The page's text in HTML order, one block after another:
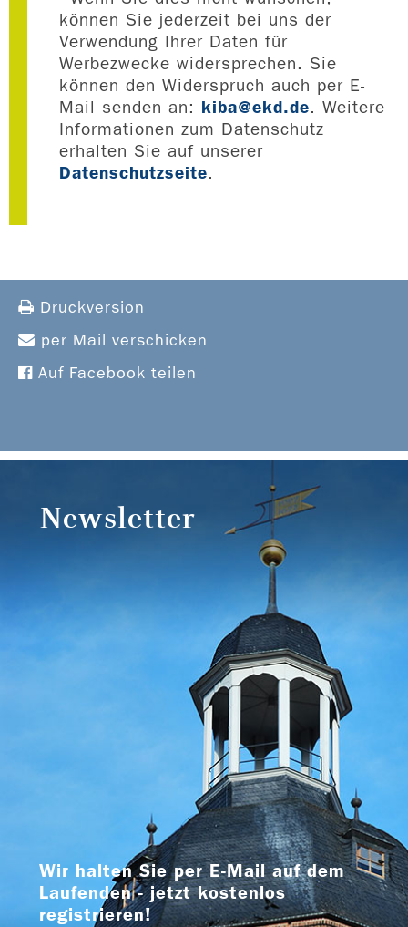
können Sie jederzeit bei uns der
Verwendung Ihrer Daten für
Werbezwecke widersprechen. Sie
können den Widerspruch auch per E-
Mail senden an: kiba@ekd.de. Weitere
Informationen zum Datenschutz
erhalten Sie auf unserer
Datenschutzseite.
Druckversion
per Mail verschicken
Auf Facebook teilen
Newsletter
Wir halten Sie per E-Mail auf dem
Laufenden - jetzt kostenlos
registrieren!